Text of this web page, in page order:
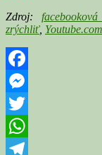
Zdroj:
zrýchliť, Youtube.com
Facebook
Messenger
Twitter
WhatsApp